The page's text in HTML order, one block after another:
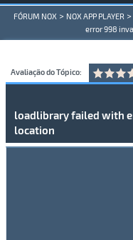
FÓRUM NOX > NOX APP PLAYER >
error 998
Avaliação do Tópico:
loadlibrary failed with
location